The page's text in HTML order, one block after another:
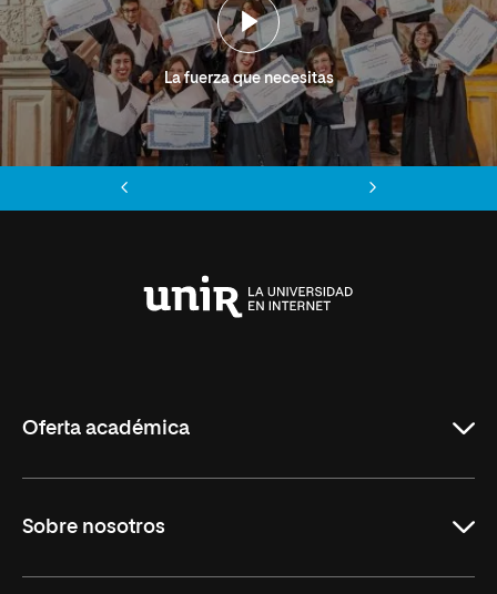
La fuerza que necesitas
Oferta académica
Másteres Oficiales
Másteres Propios
Sobre nosotros